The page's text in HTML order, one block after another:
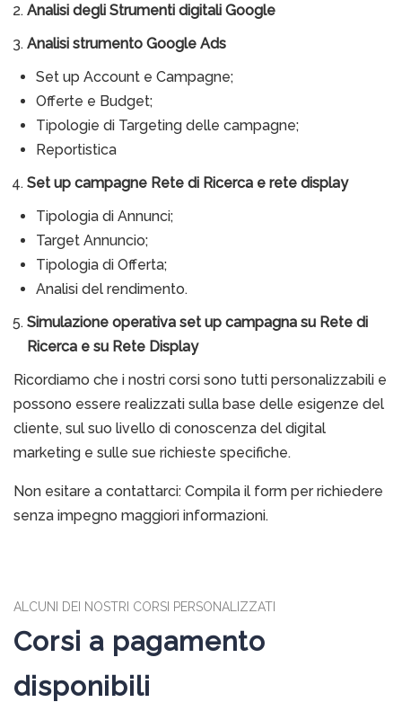
Analisi degli Strumenti digitali Google
Analisi strumento Google Ads
Set up Account e Campagne;
Offerte e Budget;
Tipologie di Targeting delle campagne;
Reportistica
Set up campagne Rete di Ricerca e rete display
Tipologia di Annunci;
Target Annuncio;
Tipologia di Offerta;
Analisi del rendimento.
Simulazione operativa set up campagna su Rete di
Ricerca e su Rete Display
Ricordiamo che i nostri corsi sono tutti personalizzabili e
possono essere realizzati sulla base delle esigenze del
cliente, sul suo livello di conoscenza del digital
marketing e sulle sue richieste specifiche.
Non esitare a contattarci: Compila il form per richiedere
senza impegno maggiori informazioni.
ALCUNI DEI NOSTRI CORSI PERSONALIZZATI
Corsi a pagamento
disponibili